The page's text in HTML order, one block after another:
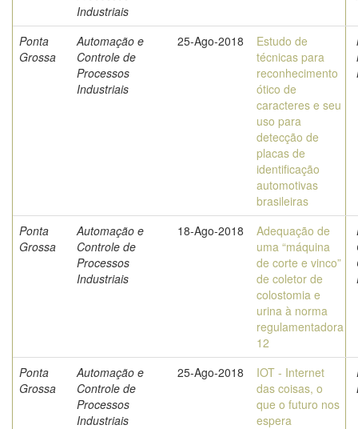
Industriais
Ponta
Grossa
Automação e
Controle de
Processos
Industriais
25-Ago-2018
Estudo de
técnicas para
reconhecimento
ótico de
caracteres e seu
uso para
detecção de
placas de
identificação
automotivas
brasileiras
Ponta
Grossa
Automação e
Controle de
Processos
Industriais
18-Ago-2018
Adequação de
uma “máquina
de corte e vinco”
de coletor de
colostomia e
urina à norma
regulamentadora
12
Ponta
Grossa
Automação e
Controle de
Processos
Industriais
25-Ago-2018
IOT - Internet
das coisas, o
que o futuro nos
espera